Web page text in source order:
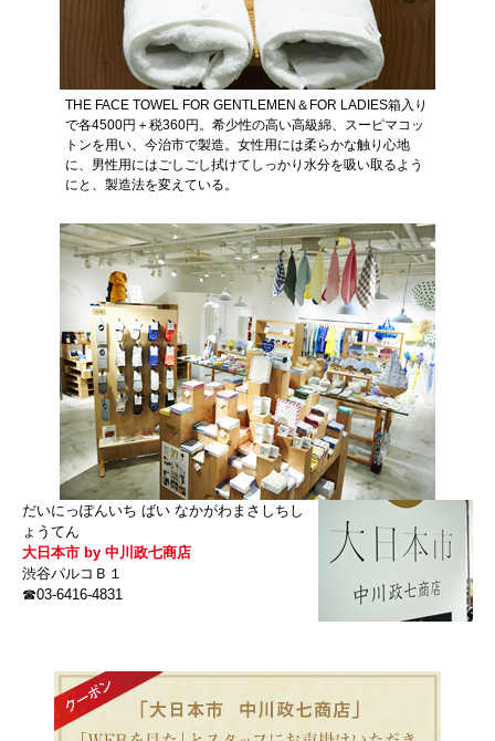
THE FACE TOWEL FOR GENTLEMEN＆FOR LADIES箱入り
で各4500円＋税360円。希少性の高い高級綿、スーピマコッ
トンを用い、今治市で製造。女性用には柔らかな触り心地
に、男性用にはごしごし拭けてしっかり水分を吸い取るよう
にと、製造法を変えている。
だいにっぽんいち ばい なかがわまさしちし
ょうてん
大日本市 by 中川政七商店
渋谷パルコＢ１
☎03-6416-4831